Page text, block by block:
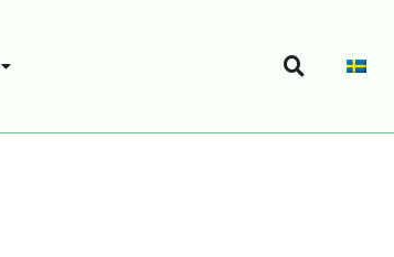
ÖPPNA OM OSS Sök